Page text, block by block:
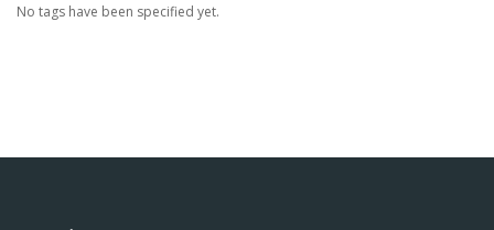
No tags have been specified yet.